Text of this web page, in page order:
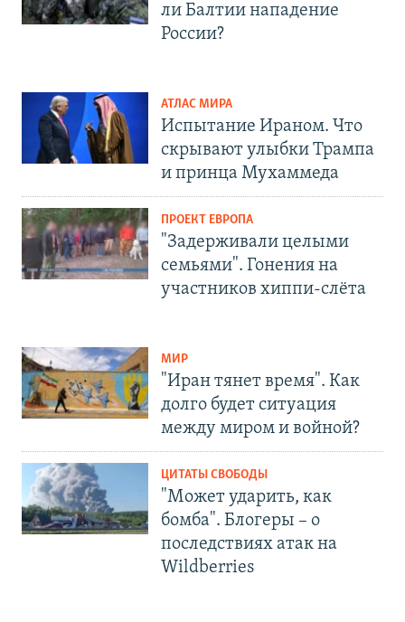
ли Балтии нападение
России?
АТЛАС МИРА
Испытание Ираном. Что
скрывают улыбки Трампа
и принца Мухаммеда
ПРОЕКТ ЕВРОПА
"Задерживали целыми
семьями". Гонения на
участников хиппи-слёта
МИР
"Иран тянет время". Как
долго будет ситуация
между миром и войной?
ЦИТАТЫ СВОБОДЫ
"Может ударить, как
бомба". Блогеры – о
последствиях атак на
Wildberries